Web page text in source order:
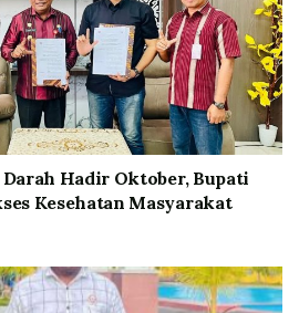
Hadir Oktober, Bupati
Kesehatan Masyarakat